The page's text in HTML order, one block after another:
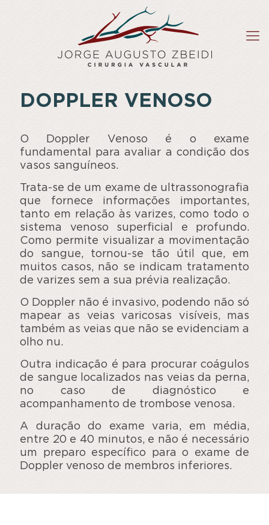
DOPPLER VENOSO
O Doppler Venoso é o exame
fundamental para avaliar a condição dos
vasos sanguíneos.
Trata-se de um exame de ultrassonografia
que fornece informações importantes,
tanto em relação às varizes, como todo o
sistema venoso superficial e profundo.
Como permite visualizar a movimentação
do sangue, tornou-se tão útil que, em
muitos casos, não se indicam tratamento
de varizes sem a sua prévia realização.
O Doppler não é invasivo, podendo não só
mapear as veias varicosas visíveis, mas
também as veias que não se evidenciam a
olho nu.
Outra indicação é para procurar coágulos
de sangue localizados nas veias da perna,
no caso de diagnóstico e
acompanhamento de trombose venosa.
A duração do exame varia, em média,
entre 20 e 40 minutos, e não é necessário
um preparo específico para o exame de
Doppler venoso de membros inferiores.